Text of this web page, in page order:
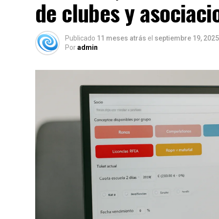
de clubes y
Publicado 11 meses atrás el septiembre 19, 2025
Poradmin